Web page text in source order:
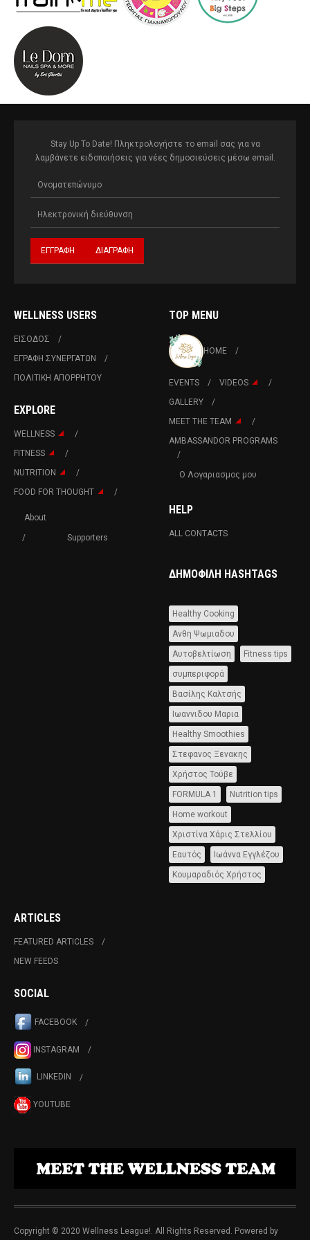
Stay Up To Date! Πληκτρολογήστε το email σας για να
λαμβάνετε ειδοποιήσεις για νέες δημοσιεύσεις μέσω email.
WELLNESS USERS
ΕΙΣΟΔΟΣ
ΕΓΡΑΦΗ ΣΥΝΕΡΓΑΤΩΝ
ΠΟΛΙΤΙΚΉ ΑΠΟΡΡΉΤΟΥ
EXPLORE
WELLNESS
FITNESS
NUTRITION
FOOD FOR THOUGHT
About
Supporters
TOP MENU
HOME
EVENTS
VIDEOS
GALLERY
MEET THE TEAM
AMBASSANDOR PROGRAMS
Ο Λογαριασμος μου
HELP
ALL CONTACTS
ΔΗΜΟΦΙΛΉ HASHTAGS
Healthy Cooking
Ανθη Ψωμιαδου
Αυτοβελτίωση Fitness tips
συμπεριφορά
Βασίλης Καλτσής
Ιωαννιδου Μαρια
Healthy Smoothies
Στεφανος Ξενακης
Χρήστος Τούβε
FORMULA 1 Nutrition tips
Home workout
Χριστίνα Χάρις Στελλίου
Εαυτός Ιωάννα Εγγλέζου
Κουμαραδιός Χρήστος
ARTICLES
FEATURED ARTICLES
NEW FEEDS
SOCIAL
FACEBOOK
INSTAGRAM
LINKEDIN
YOUTUBE
Copyright © 2020 Wellness League!. All Rights Reserved. Powered by